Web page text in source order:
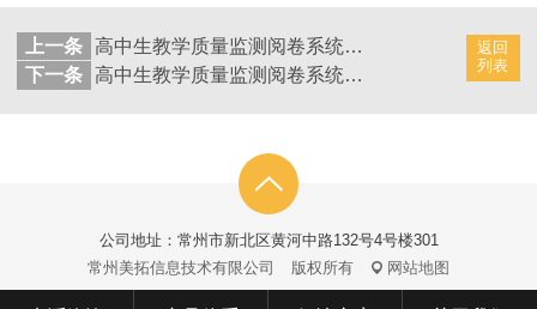
返回
列表
上一条
高中生教学质量监测阅卷系统：实现试卷评阅的新策略
下一条
高中生教学质量监测阅卷系统：实现试卷评阅的智能化
公司地址：常州市新北区黄河中路132号4号楼301
常州美拓信息技术有限公司
版权所有 网站地图